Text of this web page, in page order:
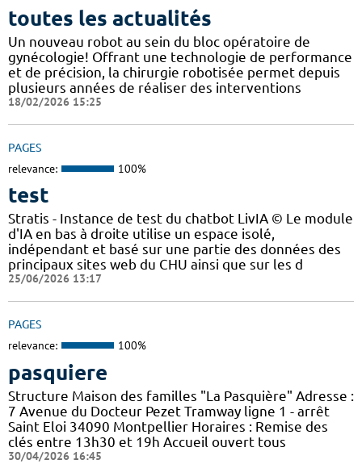
toutes les actualités
Un nouveau robot au sein du bloc opératoire de
gynécologie! Offrant une technologie de performance
et de précision, la chirurgie robotisée permet depuis
plusieurs années de réaliser des interventions
18/02/2026 15:25
PAGES
relevance: 100%
test
Stratis - Instance de test du chatbot LivIA © Le module
d'IA en bas à droite utilise un espace isolé,
indépendant et basé sur une partie des données des
principaux sites web du CHU ainsi que sur les d
25/06/2026 13:17
PAGES
relevance: 100%
pasquiere
Structure Maison des familles "La Pasquière" Adresse :
7 Avenue du Docteur Pezet Tramway ligne 1 - arrêt
Saint Eloi 34090 Montpellier Horaires : Remise des
clés entre 13h30 et 19h Accueil ouvert tous
30/04/2026 16:45